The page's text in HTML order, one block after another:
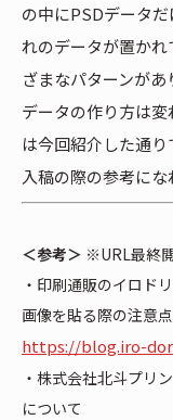
の中にPSDデータ
れのデータが置か
ざまなパターンが
データの作り方は
は今回紹介した通
入稿の際の参考にな
＜参考＞ ※URL最終
・印刷通販のイロド
画像を貼る際の注意点
https://blog.iro-
・株式会社北斗プリ
について